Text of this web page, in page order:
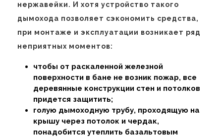
нержавейки. И хотя устройство такого
дымохода позволяет сэкономить средства,
при монтаже и эксплуатации возникает ряд
неприятных моментов:
чтобы от раскаленной железной
поверхности в бане не возник пожар, все
деревянные конструкции стен и потолков
придется защитить;
голую дымоходную трубу, проходящую на
крышу через потолок и чердак,
понадобится утеплить базальтовым